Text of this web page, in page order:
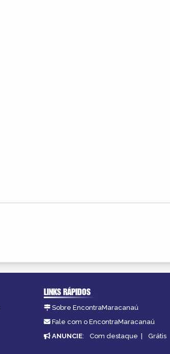
LINKS RÁPIDOS
Sobre EncontraMaracanaú
Fale com o EncontraMaracanaú
ANUNCIE: Com destaque | Grátis